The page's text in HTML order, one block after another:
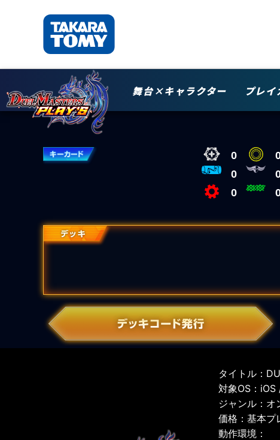
舞台×キャラクター プレ
0
0
0
タイトル：
対象OS：
ジャンル：オ
価格：基本プ
動作環境：